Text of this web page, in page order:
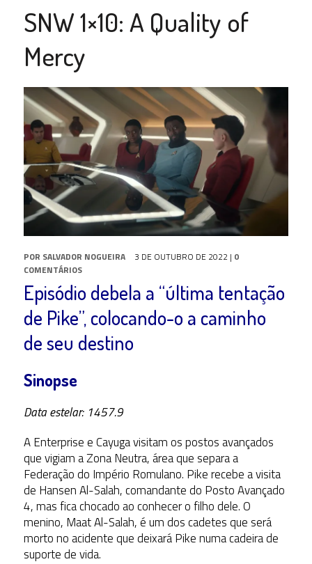
SNW 1×10: A Quality of
Mercy
POR SALVADOR NOGUEIRA 3 DE OUTUBRO DE 2022 | 0
COMENTÁRIOS
Episódio debela a “última tentação
de Pike”, colocando-o a caminho
de seu destino
Sinopse
Data estelar: 1457.9
A Enterprise e Cayuga visitam os postos avançados
que vigiam a Zona Neutra, área que separa a
Federação do Império Romulano. Pike recebe a visita
de Hansen Al-Salah, comandante do Posto Avançado
4, mas fica chocado ao conhecer o filho dele. O
menino, Maat Al-Salah, é um dos cadetes que será
morto no acidente que deixará Pike numa cadeira de
suporte de vida.